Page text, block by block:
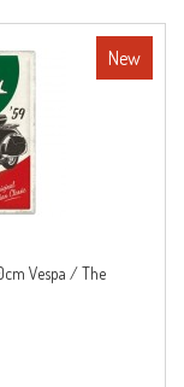
New
Vespa / The